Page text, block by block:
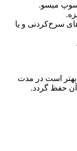
سوپ میسو.
سرخ‌کردنی و یا
بهتر است در مدت
حفظ گردد.